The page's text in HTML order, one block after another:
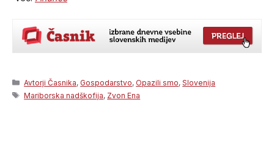
Categories
Avtorji Časnika, Gospodarstvo, Opazili smo,Slovenija
Tags
Mariborska nadškofija, Zvon Ena